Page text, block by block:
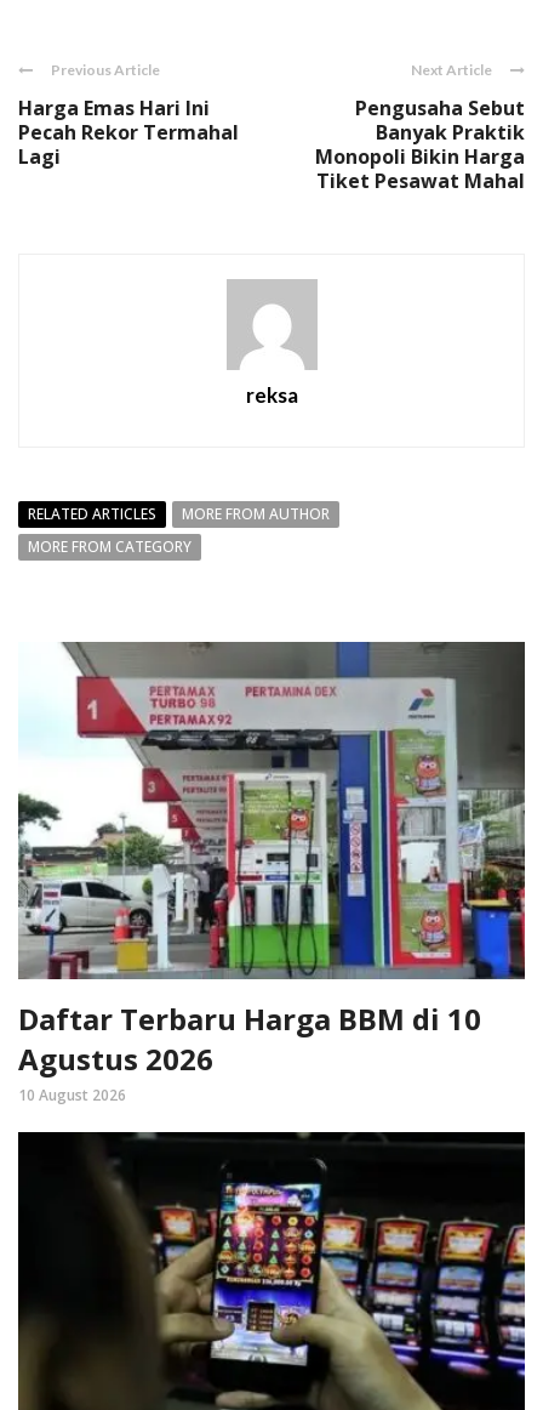
Previous Article
Harga Emas Hari Ini
Pecah Rekor Termahal
Lagi
Next Article
Pengusaha Sebut
Banyak Praktik
Monopoli Bikin Harga
Tiket Pesawat Mahal
reksa
RELATED ARTICLES
MORE FROM AUTHOR
MORE FROM CATEGORY
Daftar Terbaru Harga BBM di 10
Agustus 2026
10 August 2026